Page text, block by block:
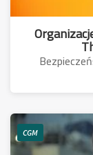
CGM